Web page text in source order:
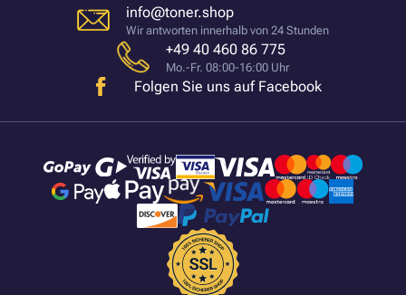
info@toner.shop
Wir antworten innerhalb von 24 Stunden
+49 40 460 86 775
Mo.-Fr. 08:00-16:00 Uhr
Folgen Sie uns auf Facebook